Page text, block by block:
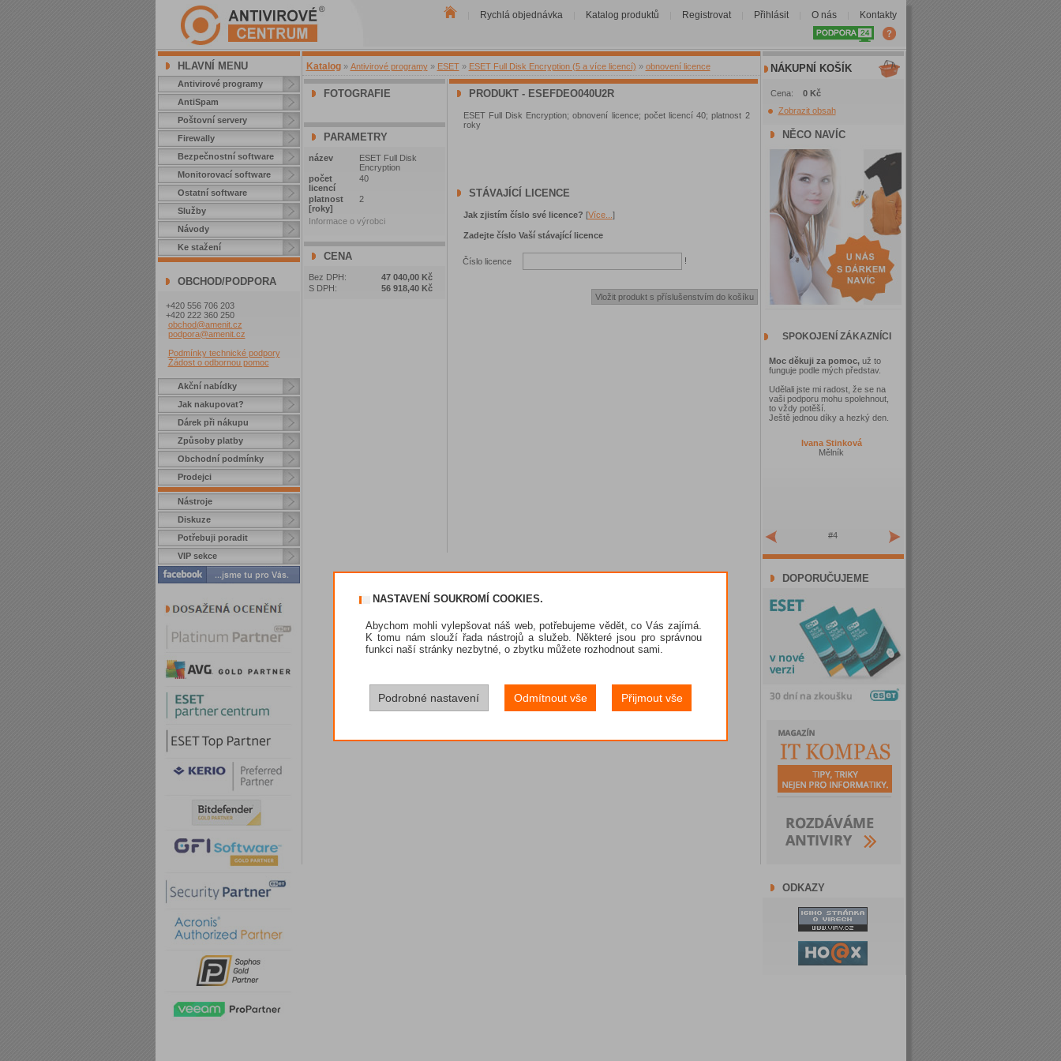
Rychlá objednávka Katalog produktů Registrovat Přihlásit O nás Kontakty
HLAVNÍ MENU
Antivirové programy
AntiSpam
Poštovní servery
Firewally
Bezpečnostní software
Monitorovací software
Ostatní software
Služby
Návody
Ke stažení
OBCHOD/PODPORA
+420 556 706 203
+420 222 360 250
obchod@amenit.cz
podpora@amenit.cz
Podmínky technické podpory
Žádost o odbornou pomoc
Akční nabídky
Jak nakupovat?
Dárek při nákupu
Způsoby platby
Obchodní podmínky
Prodejci
Nástroje
Diskuze
Potřebuji poradit
VIP sekce
Katalog » Antivirové programy » ESET » ESET Full Disk Encryption (5 a více licencí) » obnovení licence
FOTOGRAFIE
PARAMETRY
název
ESET Full Disk
Encryption
počet
licencí
40
platnost
[roky]
2
Informace o výrobci
CENA
Bez DPH:
47 040,00 Kč
S DPH:
56 918,40 Kč
PRODUKT - ESEFDEO040U2R
ESET Full Disk Encryption; obnovení licence; počet licencí 40; platnost 2
roky
STÁVAJÍCÍ LICENCE
Jak zjistím číslo své licence? [Více... ]
Zadejte číslo Vaší stávající licence
Číslo licence !
NÁKUPNÍ KOŠÍK
Cena: 0 Kč
Zobrazit obsah
NĚCO NAVÍC
SPOKOJENÍ ZÁKAZNÍCI
Moc děkuji za pomoc,už to
funguje podle mých představ.
Udělali jste mi radost, že se na
vaši podporu mohu spolehnout,
to vždy potěší.
Ještě jednou díky a hezký den.
Ivana Stinková
Mělník
#4
DOPORUČUJEME
ODKAZY
NASTAVENÍ SOUKROMÍ COOKIES.
Abychom mohli vylepšovat náš web, potřebujeme vědět, co Vás zajímá.
K tomu nám slouží řada nástrojů a služeb. Některé jsou pro správnou
funkci naší stránky nezbytné, o zbytku můžete rozhodnout sami.
Podrobné nastavení Odmítnout vše Přijmout vše